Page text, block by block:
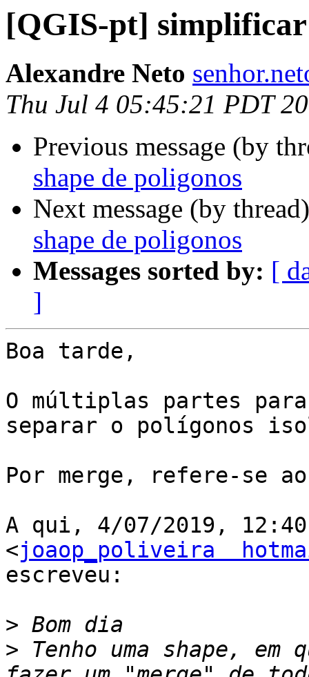
[QGIS-pt] simplificar
Alexandre Neto
Thu Jul 4 05:45:21 PDT
Previous message (by
shape de poligonos
Next message (by
shape de poligonos
Messages sorted by: [
]
Boa tarde,
O múltiplas partes
separar o polígonos
Por merge, refere-se
A qui, 4/07/2019,
<joaop_poliveira
escreveu:
>
> Tenho uma shape,